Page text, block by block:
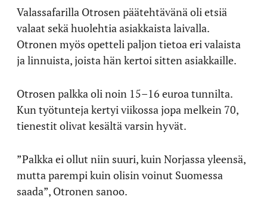
Valassafarilla Otrosen päätehtävänä oli etsiä
valaat sekä huolehtia asiakkaista laivalla.
Otronen myös opetteli paljon tietoa eri valaista
ja linnuista, joista hän kertoi sitten asiakkaille.
Otrosen palkka oli noin 15–16 euroa tunnilta.
Kun työtunteja kertyi viikossa jopa melkein 70,
tienestit olivat kesältä varsin hyvät.
”Palkka ei ollut niin suuri, kuin Norjassa yleensä,
mutta parempi kuin olisin voinut Suomessa
saada”, Otronen sanoo.